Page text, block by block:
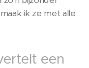
ik ze met alle
een